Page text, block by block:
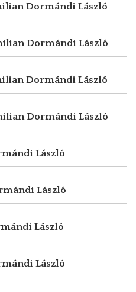
Dormándi László
Dormándi László
Dormándi László
Dormándi László
László
László
László
László